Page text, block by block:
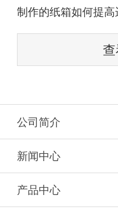
制作的纸箱如何提高
公司简介
新闻中心
产品中心